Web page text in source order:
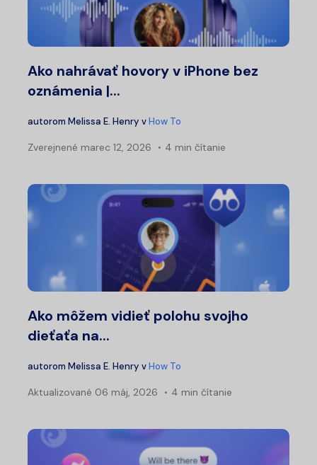
Ako nahrávať hovory v iPhone bez
oznámenia |...
autorom Melissa E. Henry vHow To
Zverejnené marec 12, 2026 4 min čítanie
Ako môžem vidieť polohu svojho
dieťaťa na...
autorom Melissa E. Henry vHow To
Aktualizované 06 máj, 2026 4 min čítanie